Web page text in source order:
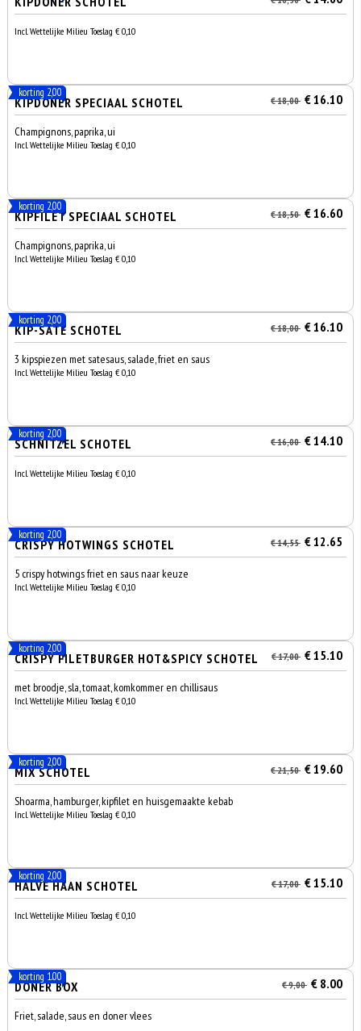
Incl. Wettelijke Milieu Toeslag € 0,10
korting 2,00
KIPDÖNER SPECIAAL SCHOTEL € 18,00 € 16.10
Champignons, paprika, ui
Incl. Wettelijke Milieu Toeslag € 0,10
korting 2,00
KIPFILET SPECIAAL SCHOTEL € 18,50 € 16.60
Champignons, paprika, ui
Incl. Wettelijke Milieu Toeslag € 0,10
korting 2,00
KIP-SATE SCHOTEL € 18,00 € 16.10
3 kipspiezen met satesaus, salade, friet en saus
Incl. Wettelijke Milieu Toeslag € 0,10
korting 2,00
SCHNITZEL SCHOTEL € 16,00 € 14.10
Incl. Wettelijke Milieu Toeslag € 0,10
korting 2,00
CRISPY HOTWINGS SCHOTEL € 14,55 € 12.65
5 crispy hotwings friet en saus naar keuze
Incl. Wettelijke Milieu Toeslag € 0,10
korting 2,00
CRISPY FILETBURGER HOT&SPICY SCHOTEL € 17,00 € 15.10
met broodje, sla, tomaat, komkommer en chillisaus
Incl. Wettelijke Milieu Toeslag € 0,10
korting 2,00
MIX SCHOTEL € 21,50 € 19.60
Shoarma, hamburger, kipfilet en huisgemaakte kebab
Incl. Wettelijke Milieu Toeslag € 0,10
korting 2,00
HALVE HAAN SCHOTEL € 17,00 € 15.10
Incl. Wettelijke Milieu Toeslag € 0,10
korting 1.00
DONER BOX € 9,00 € 8.00
Friet, salade, saus en doner vlees